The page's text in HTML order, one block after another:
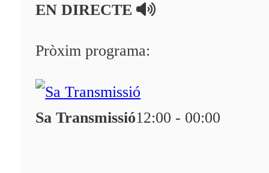
EN DIRECTE
Pròxim programa:
Sa Transmissió12:00 - 00:00